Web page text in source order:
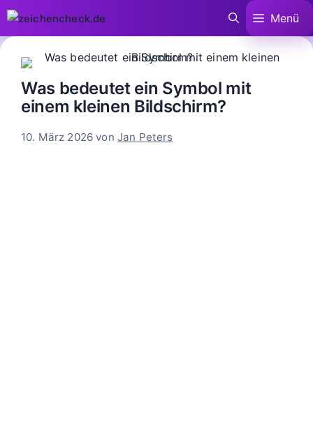
Zum
springen
Menü
Was bedeutet ein Symbol mit
einem kleinen Bildschirm?
10. März 2026 von Jan Peters